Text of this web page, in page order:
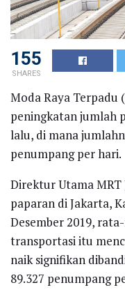
155
SHARES
Moda Raya Terpadu
peningkatan jumlah
lalu, di mana
penumpang per hari.
Direktur Utama MRT
paparan di Jakarta,
Desember 2019,
transportasi itu
naik signifikan
89.327 penumpang